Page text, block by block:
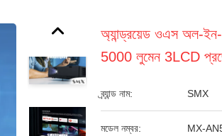
অ্যান্ড্রয়েড ওএস অল-ইন-
5000 লুমেন 3LCD
ব্র্যান্ড নাম: SMX
মডেল নম্বর: MX-